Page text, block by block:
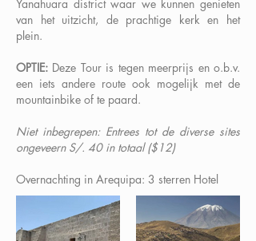
Yanahuara district waar we kunnen genieten
van het uitzicht, de prachtige kerk en het
plein.
OPTIE: Deze Tour is tegen meerprijs en o.b.v.
een iets andere route ook mogelijk met de
mountainbike of te paard.
Niet inbegrepen: Entrees tot de diverse sites
ongeveern S/. 40 in totaal ($12)
Overnachting in Arequipa: 3 sterren Hotel